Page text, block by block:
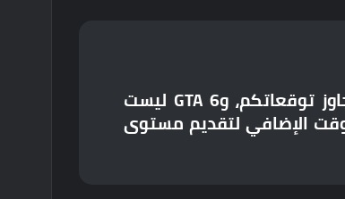
“مع كل لعبة أصدرناها، كان هدفنا دائمًا تجاوز توقعاتكم، وGTA 6 ليست
الإضافي لتقديم مستوى